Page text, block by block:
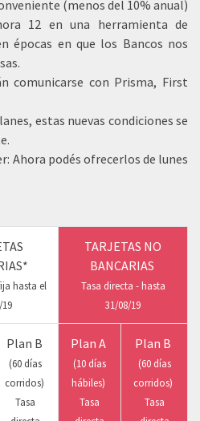
(menos del 10% anual)
12 en una herramienta de
épocas en que los Bancos nos
comunicarse con Prisma, First
estas nuevas condiciones se
Ahora podés ofrecerlos de lunes
hasta el
TARJETAS NO
BANCARIAS
Tasa directa - hasta
31/08/19
Plan B
(60 días
corridos)
Tasa
Plan A
(10 días
hábiles)
Tasa
Plan B
(60 días
corridos)
Tasa